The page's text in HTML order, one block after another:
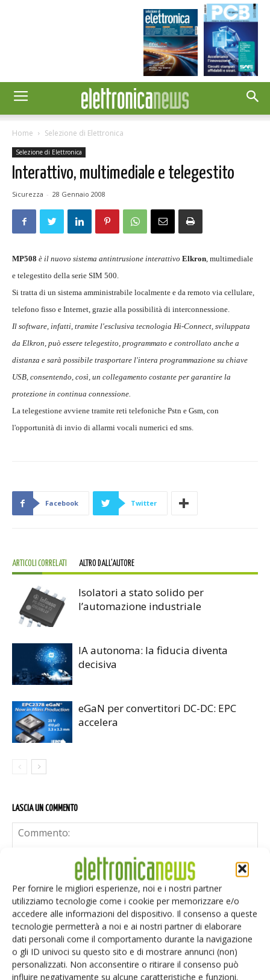
Per fornire le migliori esperienze, noi e i nostri partner
utilizziamo tecnologie come i cookie per memorizzare e/o
accedere alle informazioni del dispositivo. Il consenso a queste
tecnologie permetterà a noi e ai nostri partner di elaborare
dati personali come il comportamento durante la navigazione
o gli ID univoci su questo sito e di mostrare annunci (non)
personalizzati. Non acconsentire o ritirare il consenso può
influire negativamente su alcune caratteristiche e funzioni.
Home Selezione di Elettronica
Selezione di Elettronica
Interattivo, multimediale e telegestito
Sicurezza - 28 Gennaio 2008
MP508 è il nuovo sistema antintrusione interattivo Elkron, multimediale
e telegestito della serie SIM 500.
Si tratta di un sistema amministrabile localmente e da remoto via cellulare,
telefono fisso e Internet, grazie alla possibilità di interconnessione.
Il software, infatti, tramite l'esclusiva tecnologia Hi-Connect, sviluppata
da Elkron, può essere telegestito, programmato e controllato anche a
distanza e sarà possibile trasportare l'intera programmazione su chiave
USB, consentendo, così, un collegamento costante per garantire la
protezione in continua connessione.
La telegestione avviene tramite reti telefoniche Pstn e Gsm, con
l'opportunità di invio di allarmi vocali numerici ed sms.
Facebook Twitter
ARTICOLI CORRELATI ALTRO DALL'AUTORE
Isolatori a stato solido per
l’automazione industriale
IA autonoma: la fiducia diventa
decisiva
eGaN per convertitori DC-DC: EPC
accelera
LASCIA UN COMMENTO